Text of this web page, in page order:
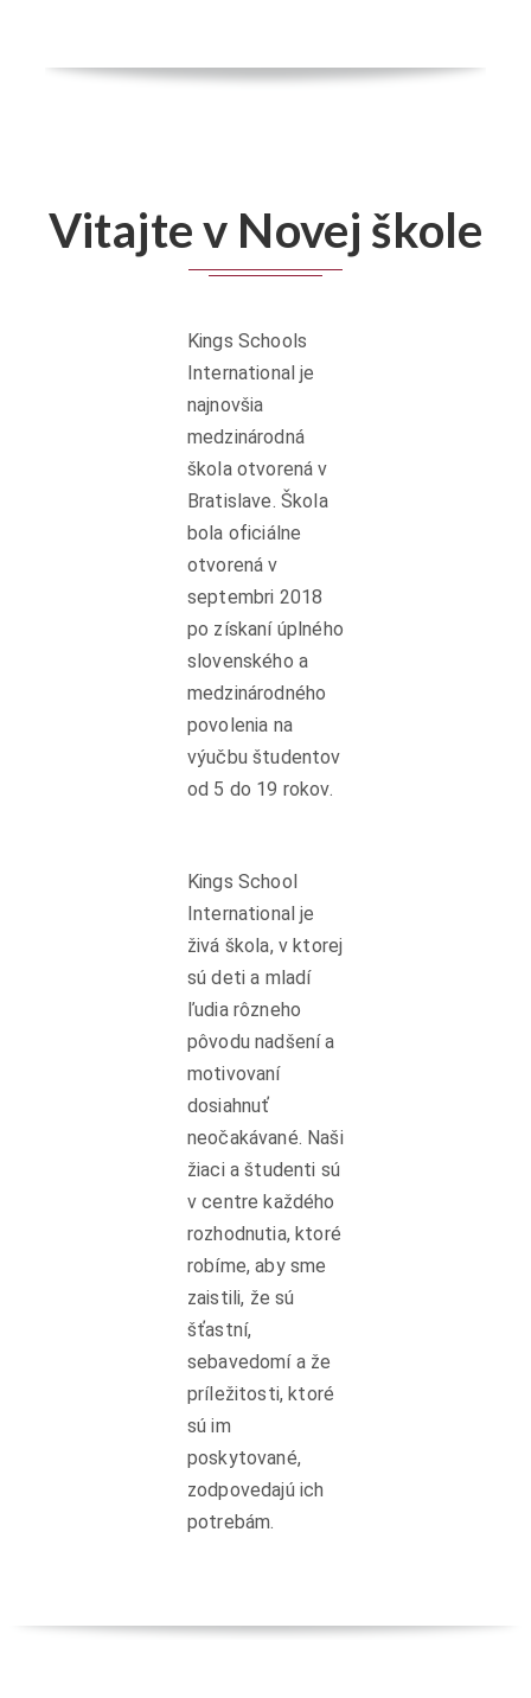
Vitajte v Novej škole
Kings Schools
International je
najnovšia
medzinárodná
škola otvorená v
Bratislave. Škola
bola oficiálne
otvorená v
septembri 2018
po získaní úplného
slovenského a
medzinárodného
povolenia na
výučbu študentov
od 5 do 19 rokov.
Kings School
International je
živá škola, v ktorej
sú deti a mladí
ľudia rôzneho
pôvodu nadšení a
motivovaní
dosiahnuť
neočakávané. Naši
žiaci a študenti sú
v centre každého
rozhodnutia, ktoré
robíme, aby sme
zaistili, že sú
šťastní,
sebavedomí a že
príležitosti, ktoré
sú im
poskytované,
zodpovedajú ich
potrebám.